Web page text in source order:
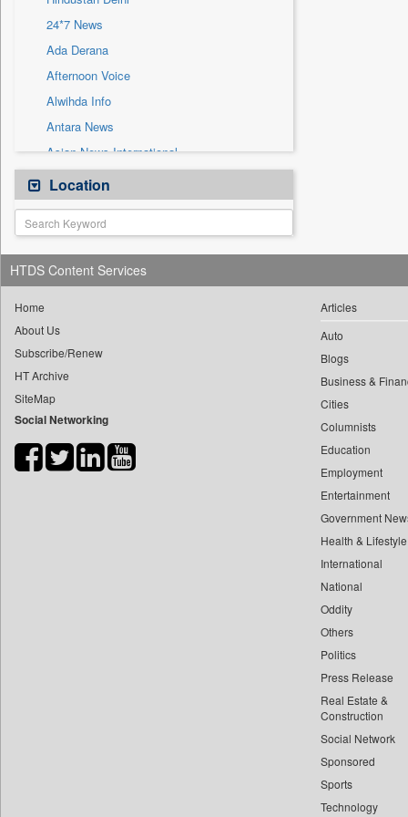
Sec
Solicitation
24*7 News
Ada Derana
Afternoon Voice
Alwihda Info
Antara News
Asian News International
Astro Devam
Australian Government News
Autox
Bis Research
Bana Africa Gossips
Bang Gaming
Bang Showbiz
Bang Tech
Bangladesh Business News
Bihar Times
Location
HTDS Content Services
Home
About Us
Subscribe/Renew
HT Archive
SiteMap
Social Networking
Articles
Auto
Blogs
Business &
Cities
Columnists
Education
Employment
Entertainment
Government
Health & Lifestyle
International
National
Oddity
Others
Politics
Press Release
Real Estate &
Construction
Social Network
Sponsored
Sports
Technology